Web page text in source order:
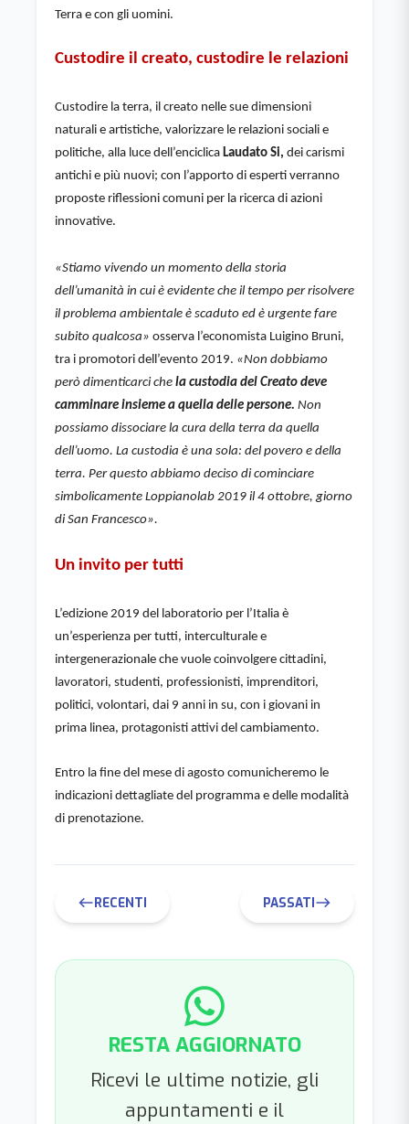
Terra e con gli uomini.
Custodire il creato, custodire le relazioni
Custodire la terra, il creato nelle sue dimensioni
naturali e artistiche, valorizzare le relazioni sociali e
politiche, alla luce dell’enciclica Laudato Si, dei carismi
antichi e più nuovi; con l’apporto di esperti verranno
proposte riflessioni comuni per la ricerca di azioni
innovative.
«Stiamo vivendo un momento della storia
dell’umanità in cui è evidente che il tempo per risolvere
il problema ambientale è scaduto ed è urgente fare
subito qualcosa» osserva l’economista Luigino Bruni,
tra i promotori dell’evento 2019. «Non dobbiamo
però dimenticarci che la custodia del Creato deve
camminare insieme a quella delle persone. Non
possiamo dissociare la cura della terra da quella
dell’uomo. La custodia è una sola: del povero e della
terra. Per questo abbiamo deciso di cominciare
simbolicamente Loppianolab 2019 il 4 ottobre, giorno
di San Francesco».
Un invito per tutti
L’edizione 2019 del laboratorio per l’Italia è
un’esperienza per tutti, interculturale e
intergenerazionale che vuole coinvolgere cittadini,
lavoratori, studenti, professionisti, imprenditori,
politici, volontari, dai 9 anni in su, con i giovani in
prima linea, protagonisti attivi del cambiamento.
Entro la fine del mese di agosto comunicheremo le
indicazioni dettagliate del programma e delle modalità
di prenotazione.
westRECENTI PASSATIeast
RESTA AGGIORNATO
Ricevi le ultime notizie, gli
appuntamenti e il